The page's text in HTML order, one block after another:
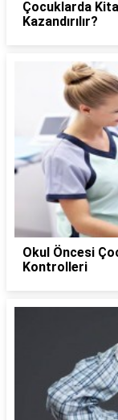
Çocuklarda
Kazandırılır?
Okul Öncesi
Kontrolleri